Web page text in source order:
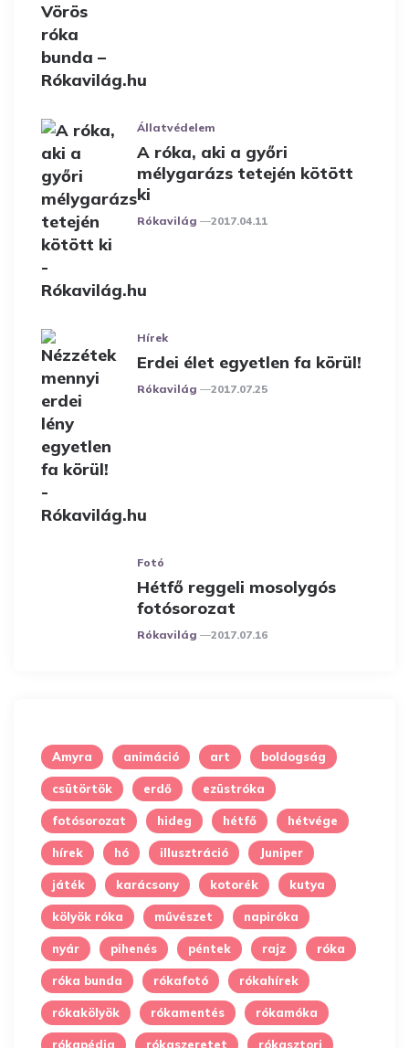
Állatvédelem
A róka, aki a győri
mélygarázs tetején kötött
ki
Posted
Rókavilág 2017.04.11
Hírek
Erdei élet egyetlen fa körül!
Posted
Rókavilág 2017.07.25
Fotó
Hétfő reggeli mosolygós
fotósorozat
Posted
Rókavilág 2017.07.16
Amyra animáció art boldogság
csütörtök erdő ezüstróka
fotósorozat hideg hétfő hétvége
hírek hó illusztráció Juniper
játék karácsony kotorék kutya
kölyök róka művészet napiróka
nyár pihenés péntek rajz róka
róka bunda rókafotó rókahírek
rókakölyök rókamentés rókamóka
rókapédia rókaszeretet rókasztori